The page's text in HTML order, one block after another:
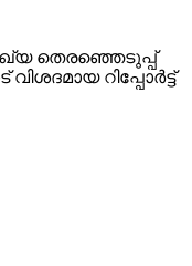
തെരഞ്ഞെടുപ്പ്
റിപ്പോര്‍ട്ട്